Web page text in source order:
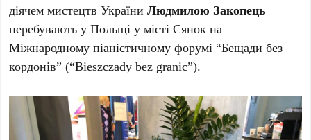
діячем мистецтв УкраїниЛюдмилою Закопець
перебувають у Польщі у місті Сянок на
Міжнародному піаністичному форумі “Бещади без
кордонів” (“Bieszczady bez granic”).